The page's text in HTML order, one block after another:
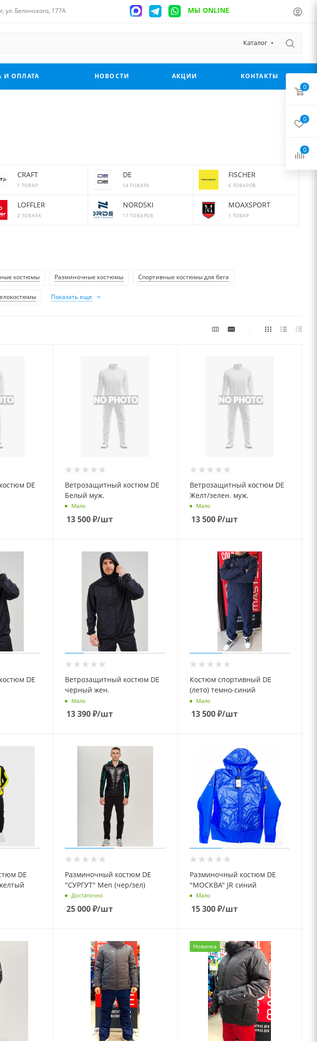
ул. Белинского, 177А МЫ ONLINE
Каталог
И ОПЛАТА НОВОСТИ АКЦИИ КОНТАКТЫ
CRAFT
1 ТОВАР
DE
54 ТОВАРА
FISCHER
6 ТОВАРОВ
LOFFLER
2 ТОВАРА
NORDSKI
17 ТОВАРОВ
MOAXSPORT
1 ТОВАР
костюмы Разминочные костюмы Спортивные костюмы для бега
Показать еще
DE
Ветрозащитный костюм DE
Белый муж.
Мало
13 500₽/шт
Ветрозащитный костюм DE
Желт/зелен. муж.
Мало
13 500₽/шт
DE
Ветрозащитный костюм DE
черный жен.
Мало
13 390₽/шт
Костюм спортивный DE
(лето) темно-синий
Мало
13 500₽/шт
DE
Разминочный костюм DE
"СУРГУТ" Men (чер/зел)
Достаточно
25 000₽/шт
Разминочный костюм DE
"МОСКВА" JR синий
Мало
15 300₽/шт
Новинка
0
0
0